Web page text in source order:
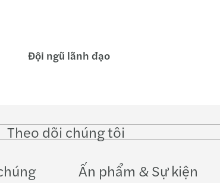
Đội ngũ lãnh đạo
Theo dõi chúng tôi
on
on
Ấn phẩm & Sự kiện